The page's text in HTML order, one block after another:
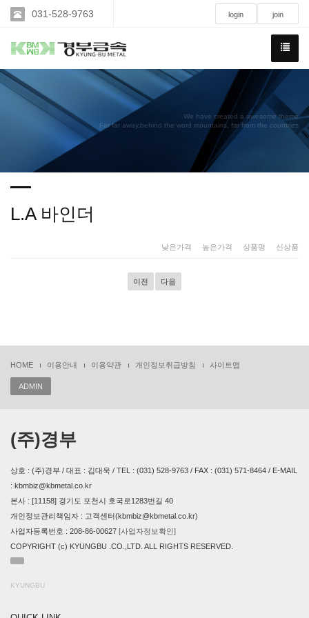
031-528-9763 login join
We have created a awesome theme
Far far away,behind the word mountains, far from the countries
L.A 바인더
낮은가격 높은가격 상품명 신상품
이전 다음
HOME 이용안내 이용약관 개인정보취급방침 사이트맵
ADMIN
(주)경부
상호 : (주)경부 / 대표 : 김대욱 / TEL : (031) 528-9763 / FAX : (031) 571-8464 / E-MAIL
: kbmbiz@kbmetal.co.kr
본사 : [11158] 경기도 포천시 호국로1283번길 40
개인정보관리책임자 : 고객센터(kbmbiz@kbmetal.co.kr)
사업자등록번호 : 208-86-00627 [사업자정보확인]
COPYRIGHT (c) KYUNGBU .CO.,LTD. ALL RIGHTS RESERVED.
KYUNGBU